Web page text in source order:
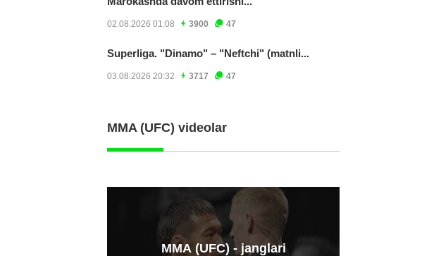
02.08.2026 01:08 3900 47
Superliga. "Dinamo" – "Neftchi" (matnli...
03.08.2026 20:32 3717 47
MMA (UFC) videolar
ММА (UFC) - janglari